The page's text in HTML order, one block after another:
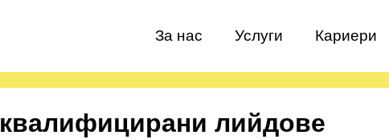
За нас Услуги Кариери
квалифицирани лийдове